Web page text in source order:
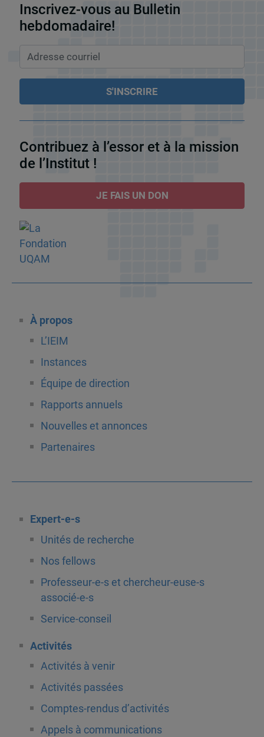
Inscrivez-vous au Bulletin
hebdomadaire!
Contribuez à l’essor et à la mission
de l’Institut !
JE FAIS UN DON
À propos
L’IEIM
Instances
Équipe de direction
Rapports annuels
Nouvelles et annonces
Partenaires
Expert-e-s
Unités de recherche
Nos fellows
Professeur-e-s et chercheur-euse-s
associé-e-s
Service-conseil
Activités
Activités à venir
Activités passées
Comptes-rendus d’activités
Appels à communications